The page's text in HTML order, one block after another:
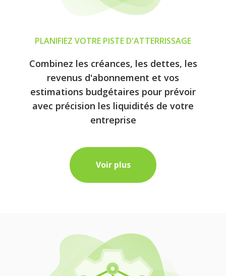
PLANIFIEZ VOTRE PISTE D'ATTERRISSAGE
Combinez les créances, les dettes, les
revenus d'abonnement et vos
estimations budgétaires pour prévoir
avec précision les liquidités de votre
entreprise
Voir plus